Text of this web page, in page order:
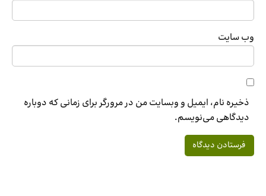
وب‌ سایت
ذخیره نام، ایمیل و وبسایت من در مرورگر برای زمانی که دوباره
دیدگاهی می‌نویسم.